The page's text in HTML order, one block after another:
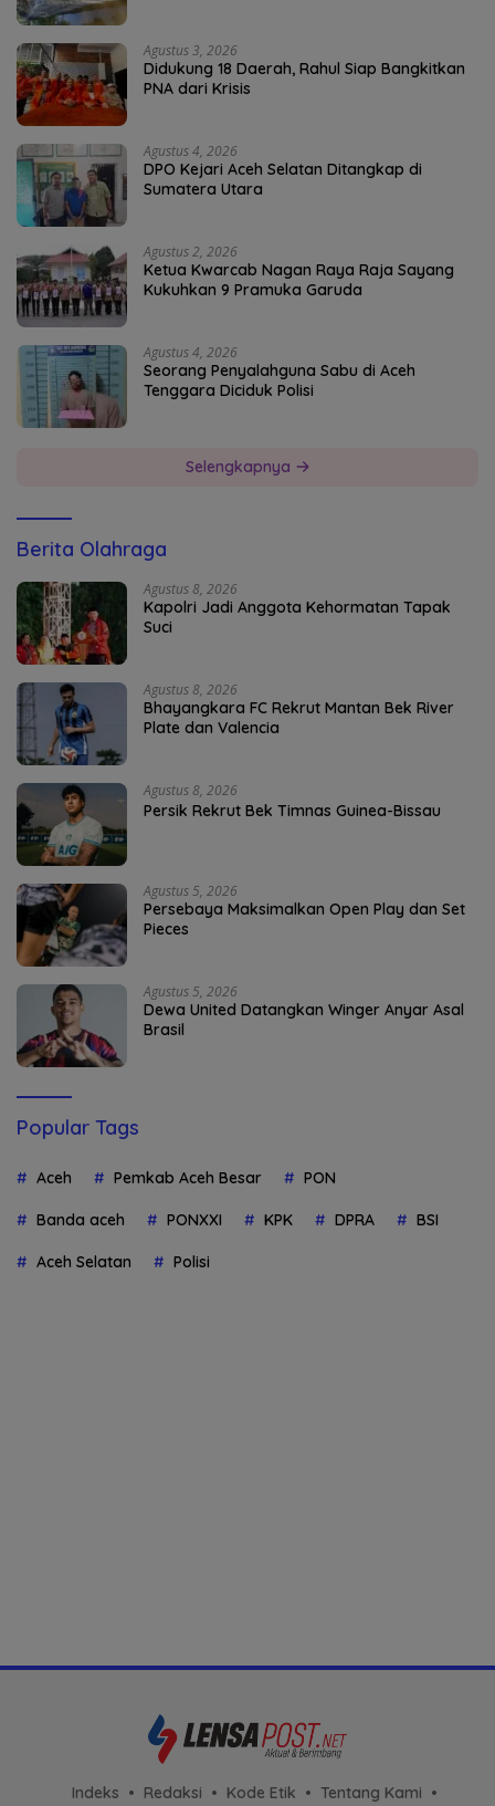
Agustus 3, 2026
Didukung 18 Daerah, Rahul Siap Bangkitkan
PNA dari Krisis
Agustus 4, 2026
DPO Kejari Aceh Selatan Ditangkap di
Sumatera Utara
Agustus 2, 2026
Ketua Kwarcab Nagan Raya Raja Sayang
Kukuhkan 9 Pramuka Garuda
Agustus 4, 2026
Seorang Penyalahguna Sabu di Aceh
Tenggara Diciduk Polisi
Selengkapnya
Berita Olahraga
Agustus 8, 2026
Kapolri Jadi Anggota Kehormatan Tapak
Suci
Agustus 8, 2026
Bhayangkara FC Rekrut Mantan Bek River
Plate dan Valencia
Agustus 8, 2026
Persik Rekrut Bek Timnas Guinea-Bissau
Agustus 5, 2026
Persebaya Maksimalkan Open Play dan Set
Pieces
Agustus 5, 2026
Dewa United Datangkan Winger Anyar Asal
Brasil
Popular Tags
Aceh Pemkab Aceh Besar PON
Banda aceh PONXXI KPK DPRA BSI
Aceh Selatan Polisi
Indeks Redaksi Kode Etik Tentang Kami